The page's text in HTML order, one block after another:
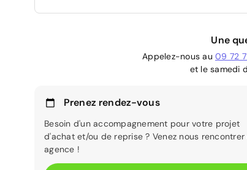
Une
Appelez-nous au 09 72
et le samedi
Prenez rendez-vous
Besoin d'un accompagnement pour votre projet
d'achat et/ou de reprise ? Venez nous rencontrer
agence !